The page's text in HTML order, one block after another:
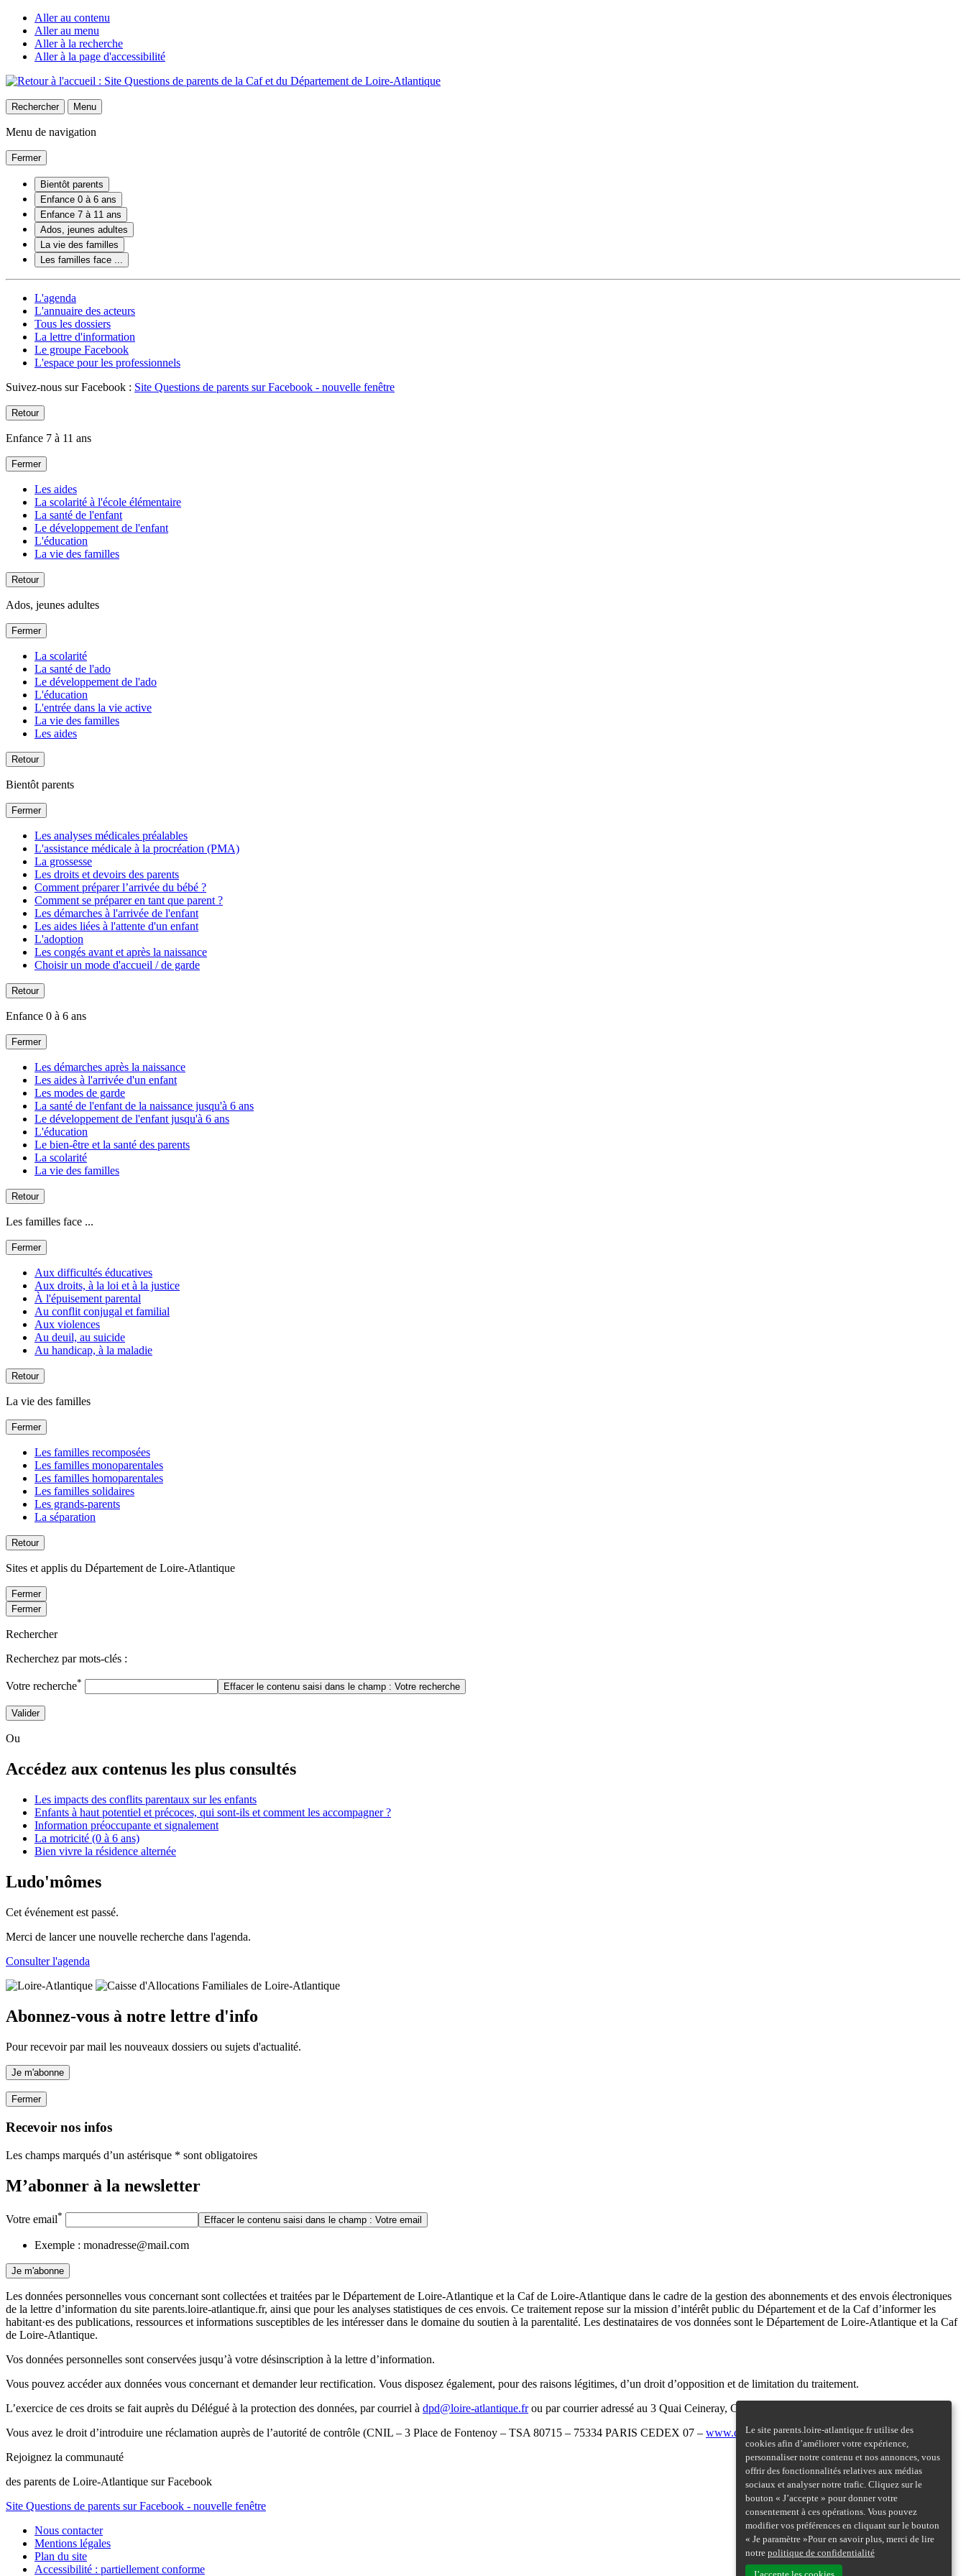
Le site parents.loire-atlantique.fr utilise des
cookies afin d’améliorer votre expérience,
personnaliser notre contenu et nos annonces, vous
offrir des fonctionnalités relatives aux médias
sociaux et analyser notre trafic. Cliquez sur le
bouton « J’accepte » pour donner votre
consentement à ces opérations. Vous pouvez
modifier vos préférences en cliquant sur le bouton
« Je paramètre »Pour en savoir plus, merci de lire
notre politique de confidentialité
Aller au contenu
Aller au menu
Aller à la recherche
Aller à la page d'accessibilité
Rechercher Menu
Menu de navigation
Fermer
Bientôt parents
Enfance 0 à 6 ans
Enfance 7 à 11 ans
Ados, jeunes adultes
La vie des familles
Les familles face ...
L'agenda
L'annuaire des acteurs
Tous les dossiers
La lettre d'information
Le groupe Facebook
L'espace pour les professionnels
Suivez-nous sur Facebook : Site Questions de parents sur Facebook - nouvelle fenêtre
Retour
Enfance 7 à 11 ans
Fermer
Les aides
La scolarité à l'école élémentaire
La santé de l'enfant
Le développement de l'enfant
L'éducation
La vie des familles
Retour
Ados, jeunes adultes
Fermer
La scolarité
La santé de l'ado
Le développement de l'ado
L'éducation
L'entrée dans la vie active
La vie des familles
Les aides
Retour
Bientôt parents
Fermer
Les analyses médicales préalables
L'assistance médicale à la procréation (PMA)
La grossesse
Les droits et devoirs des parents
Comment préparer l’arrivée du bébé ?
Comment se préparer en tant que parent ?
Les démarches à l'arrivée de l'enfant
Les aides liées à l'attente d'un enfant
L'adoption
Les congés avant et après la naissance
Choisir un mode d'accueil / de garde
Retour
Enfance 0 à 6 ans
Fermer
Les démarches après la naissance
Les aides à l'arrivée d'un enfant
Les modes de garde
La santé de l'enfant de la naissance jusqu'à 6 ans
Le développement de l'enfant jusqu'à 6 ans
L'éducation
Le bien-être et la santé des parents
La scolarité
La vie des familles
Retour
Les familles face ...
Fermer
Aux difficultés éducatives
Aux droits, à la loi et à la justice
À l'épuisement parental
Au conflit conjugal et familial
Aux violences
Au deuil, au suicide
Au handicap, à la maladie
Retour
La vie des familles
Fermer
Les familles recomposées
Les familles monoparentales
Les familles homoparentales
Les familles solidaires
Les grands-parents
La séparation
Retour
Sites et applis du Département de Loire-Atlantique
Fermer
Fermer
Rechercher
Recherchez par mots-clés :
Votre recherche* Effacer le contenu saisi dans le champ : Votre recherche
Valider
Ou
Accédez aux contenus les plus consultés
Les impacts des conflits parentaux sur les enfants
Enfants à haut potentiel et précoces, qui sont-ils et comment les accompagner ?
Information préoccupante et signalement
La motricité (0 à 6 ans)
Bien vivre la résidence alternée
Ludo'mômes
Cet événement est passé.
Merci de lancer une nouvelle recherche dans l'agenda.
Consulter l'agenda
Abonnez-vous à notre lettre d'info
Pour recevoir par mail les nouveaux dossiers ou sujets d'actualité.
Je m'abonne
Fermer
Recevoir nos infos
Les champs marqués d’un astérisque * sont obligatoires
M’abonner à la newsletter
Votre email* Effacer le contenu saisi dans le champ : Votre email
Exemple : monadresse@mail.com
Je m'abonne
Les données personnelles vous concernant sont collectées et traitées par le Département de Loire-Atlantique et la Caf de Loire-Atlantique dans le cadre de la gestion des abonnements et des envois électroniques
de la lettre d’information du site parents.loire-atlantique.fr, ainsi que pour les analyses statistiques de ces envois. Ce traitement repose sur la mission d’intérêt public du Département et de la Caf d’informer les
habitant·es des publications, ressources et informations susceptibles de les intéresser dans le domaine du soutien à la parentalité. Les destinataires de vos données sont le Département de Loire-Atlantique et la Caf
de Loire-Atlantique.
Vos données personnelles sont conservées jusqu’à votre désinscription à la lettre d’information.
Vous pouvez accéder aux données vous concernant et demander leur rectification. Vous disposez également, pour des raisons légitimes, d’un droit d’opposition et de limitation du traitement.
L’exercice de ces droits se fait auprès du Délégué à la protection des données, par courriel à dpd@loire-atlantique.frou par courrier adressé au 3 Quai Ceineray, CS 94109, 44041 Nantes Cedex 1.
Vous avez le droit d’introduire une réclamation auprès de l’autorité de contrôle (CNIL – 3 Place de Fontenoy – TSA 80715 – 75334 PARIS CEDEX 07 – www.cnil.fr).
Rejoignez la communauté
des parents de Loire-Atlantique sur Facebook
Site Questions de parents sur Facebook - nouvelle fenêtre
Nous contacter
Mentions légales
Plan du site
Accessibilité : partiellement conforme